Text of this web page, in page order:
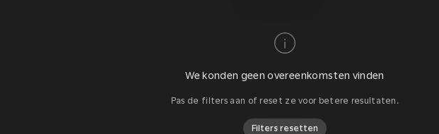
We konden geen overeenkomsten vinden
Pas de filters aan of reset ze voor betere resultaten.
Filters resetten